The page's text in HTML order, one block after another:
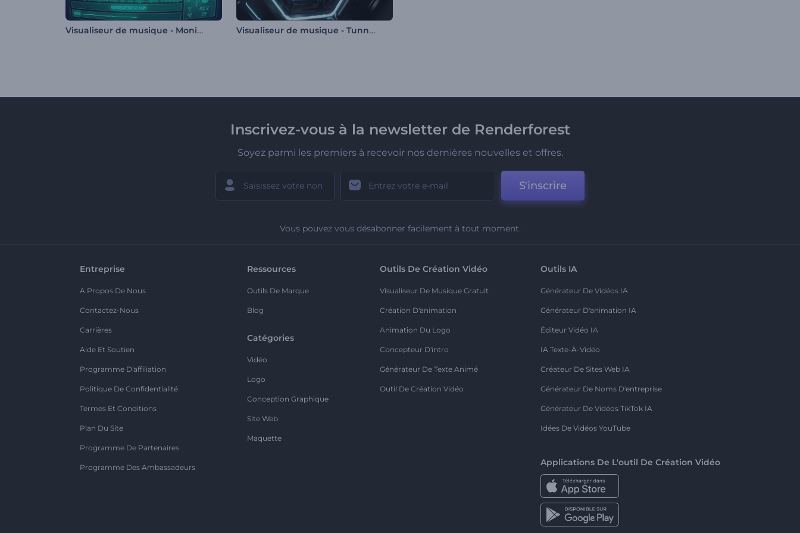
Visualiseur de musique - Moniteur de fréquence cardiaque Visualiseur de musique - Tunnel hexagonal
Inscrivez-vous à la newsletter de Renderforest
Soyez parmi les premiers à recevoir nos dernières nouvelles et offres.
S'inscrire
Vous pouvez vous désabonner facilement à tout moment.
Entreprise
A Propos De Nous
Contactez-Nous
Carrières
Aide Et Soutien
Programme D'affiliation
Politique De Confidentialité
Termes Et Conditions
Plan Du Site
Programme De Partenaires
Programme Des Ambassadeurs
Ressources
Outils De Marque
Blog
Catégories
Vidéo
Logo
Conception Graphique
Site Web
Maquette
Outils De Création Vidéo
Visualiseur De Musique Gratuit
Création D'animation
Animation Du Logo
Concepteur D'intro
Générateur De Texte Animé
Outil De Création Vidéo
Outils IA
Générateur De Vidéos IA
Générateur D'animation IA
Éditeur Vidéo IA
IA Texte-À-Vidéo
Créateur De Sites Web IA
Générateur De Noms D'entreprise
Générateur De Vidéos TikTok IA
Idées De Vidéos YouTube
Applications De L'outil De Création Vidéo